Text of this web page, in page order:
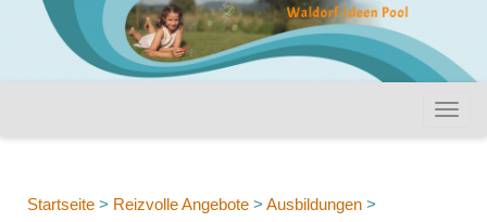
Startseite > Reizvolle Angebote > Ausbildungen >